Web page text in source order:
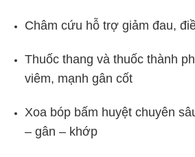
Châm cứu hỗ trợ giảm đau,
Thuốc thang và thuốc thành
viêm, mạnh gân cốt
Xoa bóp bấm huyệt chuyên
– gân – khớp